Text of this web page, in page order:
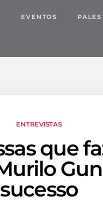
EVENTOS
ENTREVISTAS
que
sucesso